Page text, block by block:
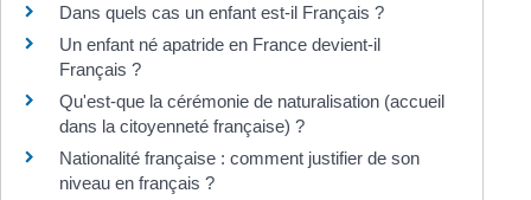
Dans quels cas un enfant est-il Français ?
Un enfant né apatride en France devient-il
Français ?
Qu'est-que la cérémonie de naturalisation (accueil
dans la citoyenneté française) ?
Nationalité française : comment justifier de son
niveau en français ?